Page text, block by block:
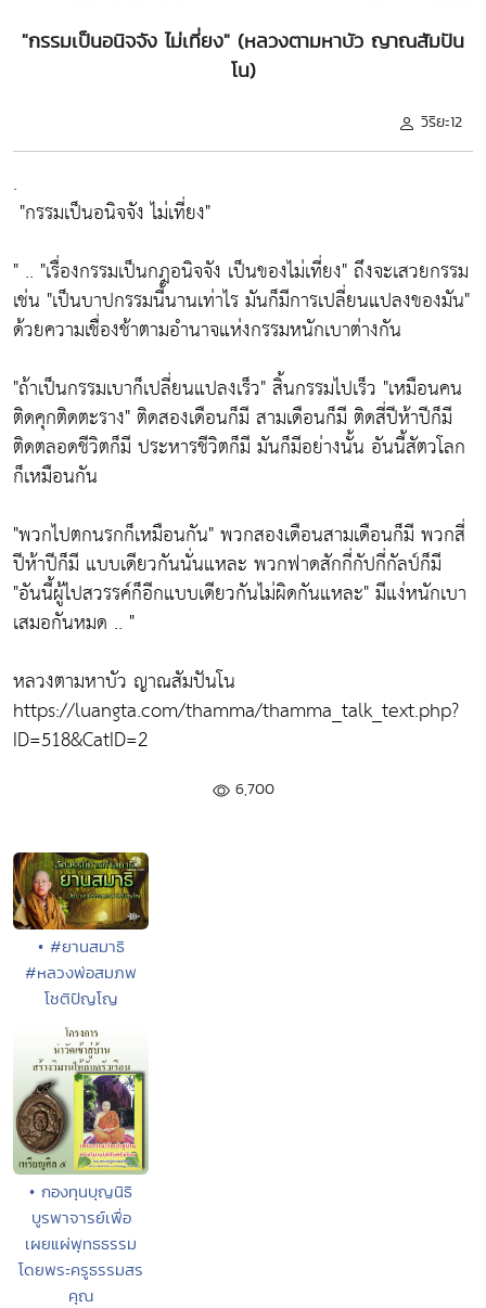
"กรรมเป็นอนิจจัง ไม่เที่ยง" (หลวงตามหาบัว ญาณสัมปัน
โน)
วิริยะ12
.
"กรรมเป็นอนิจจัง ไม่เที่ยง"
" .. "เรื่องกรรมเป็นกฎอนิจจัง เป็นของไม่เที่ยง"ถึงจะเสวยกรรม
เช่น "เป็นบาปกรรมนี้นานเท่าไร มันก็มีการเปลี่ยนแปลงของมัน"
ด้วยความเชื่องช้าตามอำนาจแห่งกรรมหนักเบาต่างกัน
"ถ้าเป็นกรรมเบาก็เปลี่ยนแปลงเร็ว"สิ้นกรรมไปเร็ว "เหมือนคน
ติดคุกติดตะราง"ติดสองเดือนก็มี สามเดือนก็มี ติดสี่ปีห้าปีก็มี
ติดตลอดชีวิตก็มี ประหารชีวิตก็มี มันก็มีอย่างนั้น อันนี้สัตวโลก
ก็เหมือนกัน
"พวกไปตกนรกก็เหมือนกัน"พวกสองเดือนสามเดือนก็มี พวกสี่
ปีห้าปีก็มี แบบเดียวกันนั่นแหละ พวกฟาดสักกี่กัปกี่กัลป์ก็มี
"อันนี้ผู้ไปสวรรค์ก็อีกแบบเดียวกันไม่ผิดกันแหละ"มีแง่หนักเบา
เสมอกันหมด .. "
หลวงตามหาบัว ญาณสัมปันโน
https://luangta.com/thamma/thamma_talk_text.php?
ID=518&CatID=2
6,700
• #ยานสมาธิ
#หลวงพ่อสมภพ
โชติปัญโญ
• กองทุนบุญนิธิ
บูรพาจารย์เพื่อ
เผยแผ่พุทธธรรม
โดยพระครูธรรมสร
คุณ